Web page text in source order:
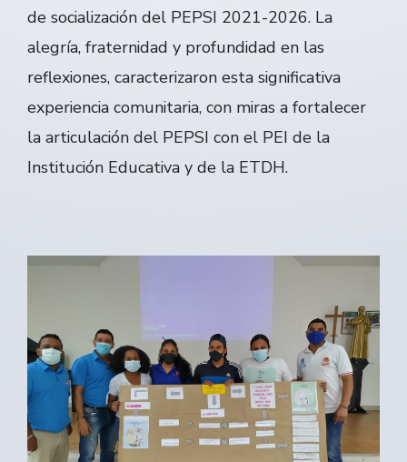
de socialización del PEPSI 2021-2026. La
alegría, fraternidad y profundidad en las
reflexiones, caracterizaron esta significativa
experiencia comunitaria, con miras a fortalecer
la articulación del PEPSI con el PEI de la
Institución Educativa y de la ETDH.